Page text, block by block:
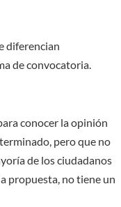
diferencian
de convocatoria.
conocer la opinión
pero que no
de los ciudadanos
propuesta, no tiene un